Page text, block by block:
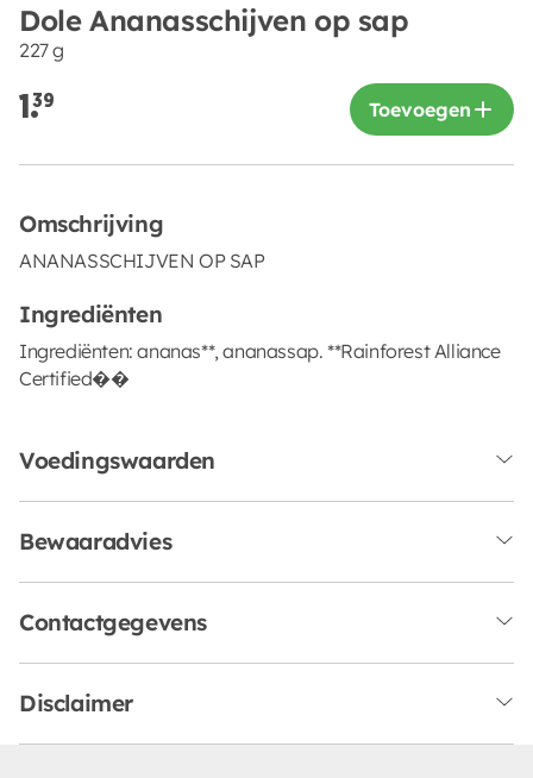
Dole Ananasschijven op sap
227 g
1.39 Toevoegen
Omschrijving
ANANASSCHIJVEN OP SAP
Ingrediënten
Ingrediënten: ananas**, ananassap. **Rainforest Alliance
Certified��
Voedingswaarden
Bewaaradvies
Contactgegevens
Disclaimer